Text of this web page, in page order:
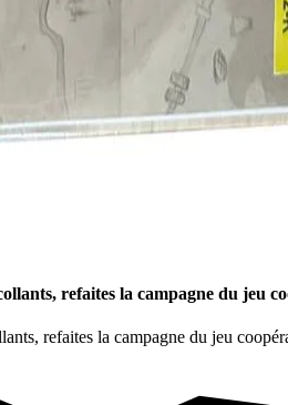
refaites la campagne du jeu
refaites la campagne du jeu